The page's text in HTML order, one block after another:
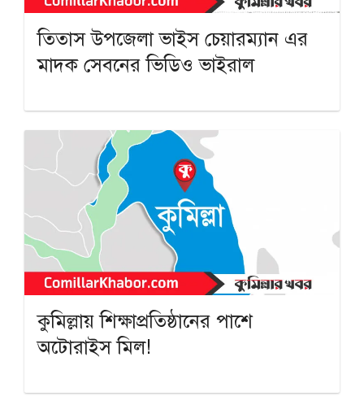
তিতাস উপজেলা ভাইস চেয়ারম্যান এর
মাদক সেবনের ভিডিও ভাইরাল
কুমিল্লায় শিক্ষাপ্রতিষ্ঠানের পাশে
অটোরাইস মিল!